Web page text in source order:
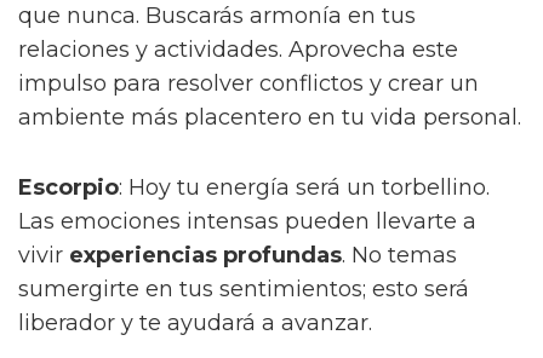
que nunca. Buscarás armonía en tus
relaciones y actividades. Aprovecha este
impulso para resolver conflictos y crear un
ambiente más placentero en tu vida personal.
Escorpio: Hoy tu energía será un torbellino.
Las emociones intensas pueden llevarte a
vivir experiencias profundas. No temas
sumergirte en tus sentimientos; esto será
liberador y te ayudará a avanzar.